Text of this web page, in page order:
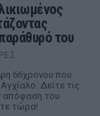
του
66χρονου που
Δείτε τις
απόφαση του
τώρα!